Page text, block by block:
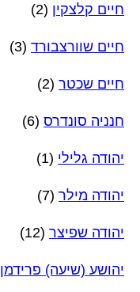
חיים קלצקין (2)
חיים שוורצבורד (3)
חיים שכטר (2)
חנניה סונדרס (6)
יהודה גלילי (1)
יהודה מילר (7)
יהודה שפיצר (12)
יהושע (שיעה) פרידמן